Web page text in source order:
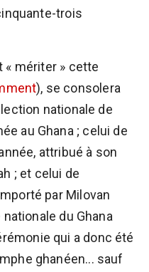
trois
« mériter » cette
), se consolera
nationale de
au Ghana ; celui de
attribué à son
; et celui de
par Milovan
nationale du Ghana
qui a donc été
ghanéen... sauf